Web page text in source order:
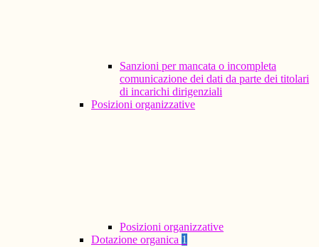
Sanzioni per mancata o incompleta
comunicazione dei dati da parte dei titolari
di incarichi dirigenziali
Posizioni organizzative
Posizioni organizzative
Dotazione organica 1